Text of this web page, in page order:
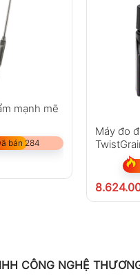
mạnh mẽ
bán 284
Máy đo
CÔNG NGHỆ